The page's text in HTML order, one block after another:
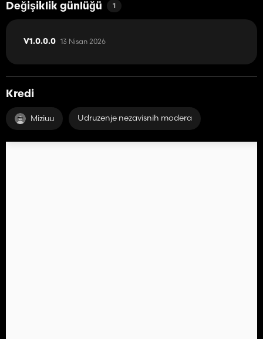
Değişiklik günlüğü 1
V1.0.0.0 13 Nisan 2026
Kredi
Miziuu Udruzenje nezavisnih modera